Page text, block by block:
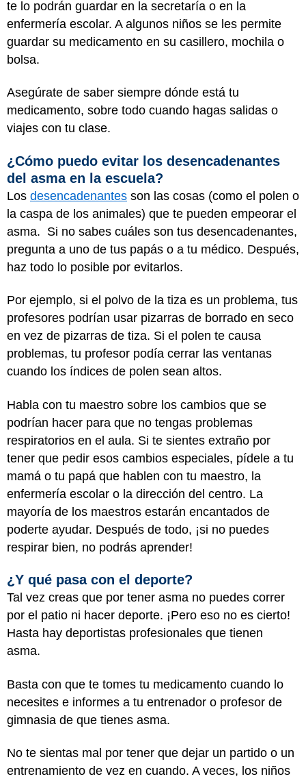
te lo podrán guardar en la secretaría o en la
enfermería escolar. A algunos niños se les permite
guardar su medicamento en su casillero, mochila o
bolsa.
Asegúrate de saber siempre dónde está tu
medicamento, sobre todo cuando hagas salidas o
viajes con tu clase.
¿Cómo puedo evitar los desencadenantes
del asma en la escuela?
Los desencadenantes son las cosas (como el polen o
la caspa de los animales) que te pueden empeorar el
asma. Si no sabes cuáles son tus desencadenantes,
pregunta a uno de tus papás o a tu médico. Después,
haz todo lo posible por evitarlos.
Por ejemplo, si el polvo de la tiza es un problema, tus
profesores podrían usar pizarras de borrado en seco
en vez de pizarras de tiza. Si el polen te causa
problemas, tu profesor podía cerrar las ventanas
cuando los índices de polen sean altos.
Habla con tu maestro sobre los cambios que se
podrían hacer para que no tengas problemas
respiratorios en el aula. Si te sientes extraño por
tener que pedir esos cambios especiales, pídele a tu
mamá o tu papá que hablen con tu maestro, la
enfermería escolar o la dirección del centro. La
mayoría de los maestros estarán encantados de
poderte ayudar. Después de todo, ¡si no puedes
respirar bien, no podrás aprender!
¿Y qué pasa con el deporte?
Tal vez creas que por tener asma no puedes correr
por el patio ni hacer deporte. ¡Pero eso no es cierto!
Hasta hay deportistas profesionales que tienen
asma.
Basta con que te tomes tu medicamento cuando lo
necesites e informes a tu entrenador o profesor de
gimnasia de que tienes asma.
No te sientas mal por tener que dejar un partido o un
entrenamiento de vez en cuando. A veces, los niños